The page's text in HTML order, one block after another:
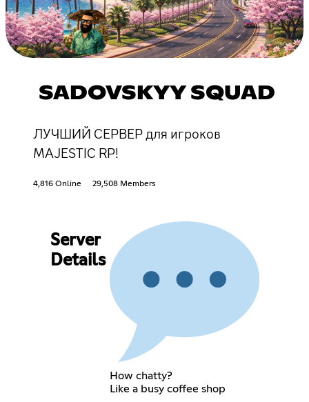
SADOVSKYY SQUAD
ЛУЧШИЙ СЕРВЕР для игроков
MAJESTIC RP!
4,816 Online 29,508 Members
Server
Details
How chatty?
Like a busy coffee shop